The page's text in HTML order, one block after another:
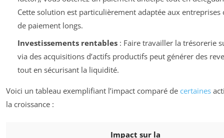
Cette solution est particulièrement adaptée aux entreprises
de paiement longs.
Investissements rentables: Faire travailler la trésorerie
via des acquisitions d’actifs productifs peut générer des
tout en sécurisant la liquidité.
Voici un tableau exemplifiant l’impact comparé de certaines
la croissance :
Impact sur la